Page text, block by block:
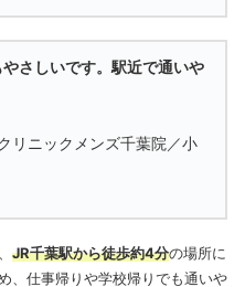
さしいです。駅近で通いや
リニックメンズ千葉院／小
JR千葉駅から徒歩約4分の場所に
、仕事帰りや学校帰りでも通いや